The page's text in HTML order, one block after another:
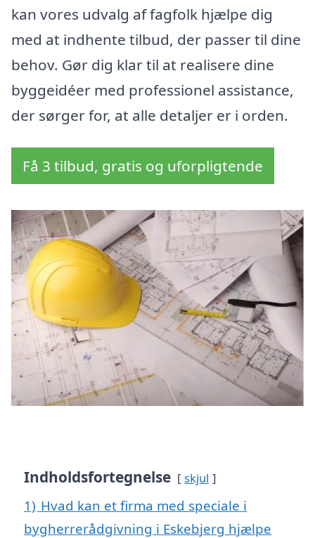
kan vores udvalg af fagfolk hjælpe dig
med at indhente tilbud, der passer til dine
behov. Gør dig klar til at realisere dine
byggeidéer med professionel assistance,
der sørger for, at alle detaljer er i orden.
Få 3 tilbud, gratis og uforpligtende
Indholdsfortegnelse skjul
1) Hvad kan et firma med speciale i
bygherrerådgivning i Eskebjerg hjælpe